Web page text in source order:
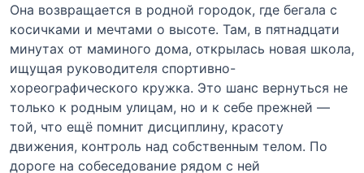
Она возвращается в родной городок, где бегала с
косичками и мечтами о высоте. Там, в пятнадцати
минутах от маминого дома, открылась новая школа,
ищущая руководителя спортивно-
хореографического кружка. Это шанс вернуться не
только к родным улицам, но и к себе прежней —
той, что ещё помнит дисциплину, красоту
движения, контроль над собственным телом. По
дороге на собеседование рядом с ней